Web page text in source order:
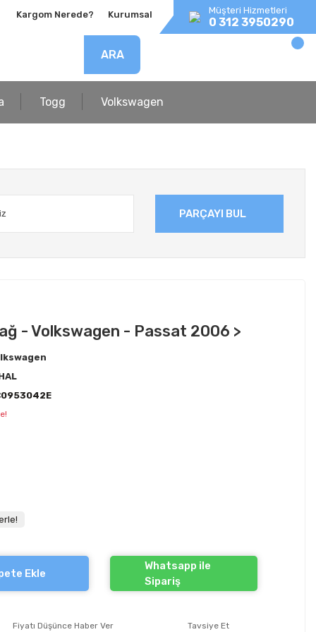
Kargom Nerede? Kurumsal Müşteri Hizmetleri
0 312 3950290
ARA
Togg Volkswagen
PARÇAYI BUL
- Volkswagen - Passat 2006 >
Ekle
Whatsapp ile
Sipariş
Fiyatı Düşünce Haber Ver Tavsiye Et